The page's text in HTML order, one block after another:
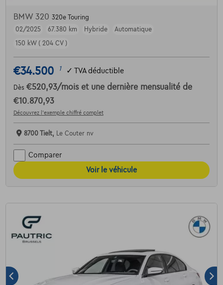
BMW 320 320e Touring
02/2025
67.380 km Hybride
Automatique
150 kW ( 204 CV )
€34.500 1 ✓ TVA déductible
Dès €520,93/mois et une dernière mensualité de
€10.870,93
Découvrez l’exemple chiffré complet
8700 Tielt, Le Couter nv
Comparer
Voir le véhicule